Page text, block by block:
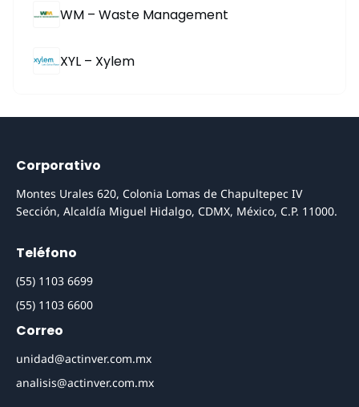
WM – Waste Management
XYL – Xylem
Corporativo
Montes Urales 620, Colonia Lomas de Chapultepec IV
Sección, Alcaldía Miguel Hidalgo, CDMX, México, C.P. 11000.
Teléfono
(55) 1103 6699
(55) 1103 6600
Correo
unidad@actinver.com.mx
analisis@actinver.com.mx